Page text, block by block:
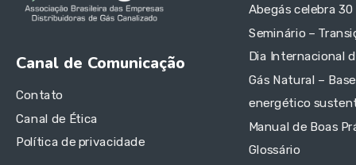
Canal de Comunicação
Contato
Canal de Ética
Política de privacidade
Abegás celebra 30
Seminário –
Dia Internacional
Gás Natural –
energético
Manual de Boas
Glossário